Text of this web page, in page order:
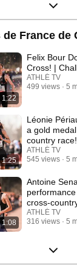
France de
1:22
Felix Bour
Cross! |
ATHLÉ TV
499 views
5
1:25
Léonie
a gold
country
ATHLÉ TV
545 views
5
1:08
Antoine
cross-
Challans 2025
ATHLÉ TV
316 views
5